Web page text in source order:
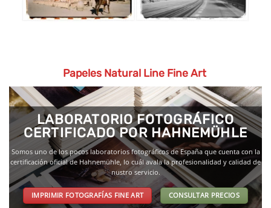
Papeles Natural Line Fine Art
LABORATORIO FOTOGRÁFICO
CERTIFICADO POR HAHNEMÜHLE
Somos uno de los pocos laboratorios fotográficos de España que cuenta con la
certificación oficial de Hahnemühle, lo cuál avala la profesionalidad y calidad de
nustro servicio.
IMPRIMIR FOTOGRAFÍAS FINE ART CONSULTAR PRECIOS